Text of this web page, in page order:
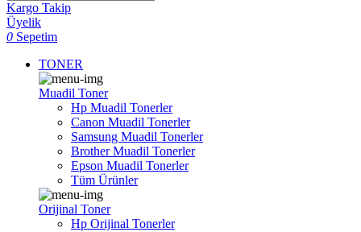
Kargo Takip
Üyelik
0 Sepetim
TONER
Muadil Toner
Hp Muadil Tonerler
Canon Muadil Tonerler
Samsung Muadil Tonerler
Brother Muadil Tonerler
Epson Muadil Tonerler
Tüm Ürünler
Orijinal Toner
Hp Orijinal Tonerler